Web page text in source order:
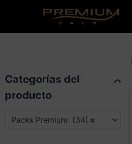
contenido
Categorías del
producto
×
Packs Premium (34)